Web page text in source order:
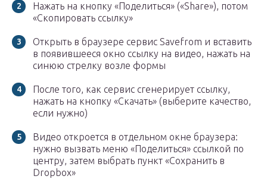
Нажать на кнопку «Поделиться» («Share»), потом
«Скопировать ссылку»
Открыть в браузере сервис Savefrom и вставить
в появившееся окно ссылку на видео, нажать на
синюю стрелку возле формы
После того, как сервис сгенерирует ссылку,
нажать на кнопку «Скачать» (выберите качество,
если нужно)
Видео откроется в отдельном окне браузера:
нужно вызвать меню «Поделиться» ссылкой по
центру, затем выбрать пункт «Сохранить в
Dropbox»